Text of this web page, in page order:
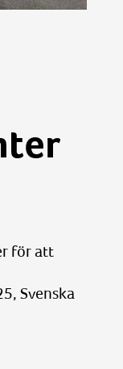
för att
Svenska